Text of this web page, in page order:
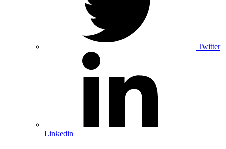
Twitter
Linkedin